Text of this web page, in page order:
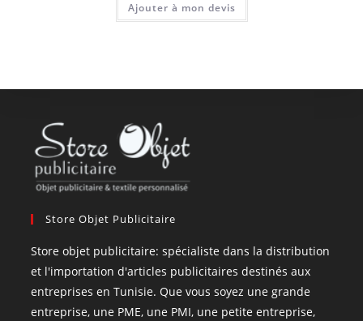
Ajouter à mon devis
Store Objet Publicitaire
Store objet publicitaire: spécialiste dans la distribution
et l'importation d'articles publicitaires destinés aux
entreprises en Tunisie. Que vous soyez une grande
entreprise, une PME, une PMI, une petite entreprise,